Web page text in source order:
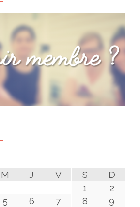
M J V S
D
1
2
5 6 7 8
9